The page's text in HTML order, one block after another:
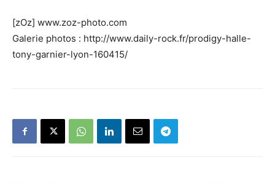
[zOz] www.zoz-photo.com
Galerie photos : http://www.daily-rock.fr/prodigy-halle-
tony-garnier-lyon-160415/